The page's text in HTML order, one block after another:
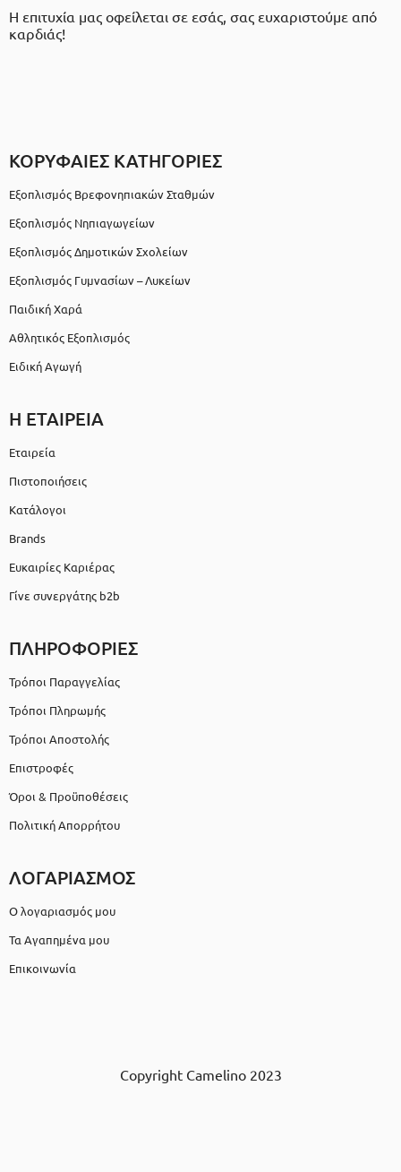
Η επιτυχία μας οφείλεται σε εσάς, σας ευχαριστούμε από
καρδιάς!
ΚΟΡΥΦΑΙΕΣ ΚΑΤΗΓΟΡΙΕΣ
Εξοπλισμός Βρεφονηπιακών Σταθμών
Εξοπλισμός Νηπιαγωγείων
Εξοπλισμός Δημοτικών Σχολείων
Εξοπλισμός Γυμνασίων – Λυκείων
Παιδική Χαρά
Αθλητικός Εξοπλισμός
Ειδική Αγωγή
Η ΕΤΑΙΡΕΙΑ
Εταιρεία
Πιστοποιήσεις
Κατάλογοι
Brands
Ευκαιρίες Καριέρας
Γίνε συνεργάτης b2b
ΠΛΗΡΟΦΟΡΙΕΣ
Τρόποι Παραγγελίας
Τρόποι Πληρωμής
Τρόποι Αποστολής
Επιστροφές
Όροι & Προϋποθέσεις
Πολιτική Απορρήτου
ΛΟΓΑΡΙΑΣΜΟΣ
Ο λογαριασμός μου
Τα Αγαπημένα μου
Επικοινωνία
Copyright Camelino 2023